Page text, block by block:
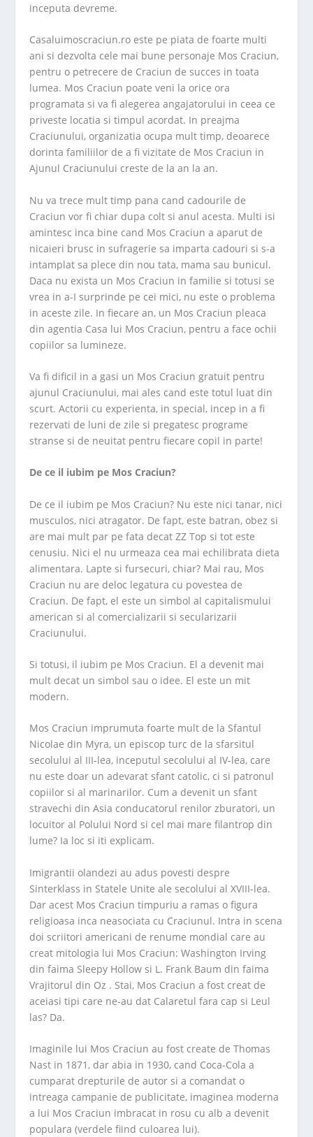
inceputa devreme.
Casaluimoscraciun.ro este pe piata de foarte multi
ani si dezvolta cele mai bune personaje Mos Craciun,
pentru o petrecere de Craciun de succes in toata
lumea. Mos Craciun poate veni la orice ora
programata si va fi alegerea angajatorului in ceea ce
priveste locatia si timpul acordat. In preajma
Craciunului, organizatia ocupa mult timp, deoarece
dorinta familiilor de a fi vizitate de Mos Craciun in
Ajunul Craciunului creste de la an la an.
Nu va trece mult timp pana cand cadourile de
Craciun vor fi chiar dupa colt si anul acesta. Multi isi
amintesc inca bine cand Mos Craciun a aparut de
nicaieri brusc in sufragerie sa imparta cadouri si s-a
intamplat sa plece din nou tata, mama sau bunicul.
Daca nu exista un Mos Craciun in familie si totusi se
vrea in a-I surprinde pe cei mici, nu este o problema
in aceste zile. In fiecare an, un Mos Craciun pleaca
din agentia Casa lui Mos Craciun, pentru a face ochii
copiilor sa lumineze.
Va fi dificil in a gasi un Mos Craciun gratuit pentru
ajunul Craciunului, mai ales cand este totul luat din
scurt. Actorii cu experienta, in special, incep in a fi
rezervati de luni de zile si pregatesc programe
stranse si de neuitat pentru fiecare copil in parte!
De ce il iubim pe Mos Craciun?
De ce il iubim pe Mos Craciun? Nu este nici tanar, nici
musculos, nici atragator. De fapt, este batran, obez si
are mai mult par pe fata decat ZZ Top si tot este
cenusiu. Nici el nu urmeaza cea mai echilibrata dieta
alimentara. Lapte si fursecuri, chiar? Mai rau, Mos
Craciun nu are deloc legatura cu povestea de
Craciun. De fapt, el este un simbol al capitalismului
american si al comercializarii si secularizarii
Craciunului.
Si totusi, il iubim pe Mos Craciun. El a devenit mai
mult decat un simbol sau o idee. El este un mit
modern.
Mos Craciun imprumuta foarte mult de la Sfantul
Nicolae din Myra, un episcop turc de la sfarsitul
secolului al III-lea, inceputul secolului al IV-lea, care
nu este doar un adevarat sfant catolic, ci si patronul
copiilor si al marinarilor. Cum a devenit un sfant
stravechi din Asia conducatorul renilor zburatori, un
locuitor al Polului Nord si cel mai mare filantrop din
lume? Ia loc si iti explicam.
Imigrantii olandezi au adus povesti despre
Sinterklass in Statele Unite ale secolului al XVIII-lea.
Dar acest Mos Craciun timpuriu a ramas o figura
religioasa inca neasociata cu Craciunul. Intra in scena
doi scriitori americani de renume mondial care au
creat mitologia lui Mos Craciun: Washington Irving
din faima Sleepy Hollow si L. Frank Baum din faima
Vrajitorul din Oz . Stai, Mos Craciun a fost creat de
aceiasi tipi care ne-au dat Calaretul fara cap si Leul
las? Da.
Imaginile lui Mos Craciun au fost create de Thomas
Nast in 1871, dar abia in 1930, cand Coca-Cola a
cumparat drepturile de autor si a comandat o
intreaga campanie de publicitate, imaginea moderna
a lui Mos Craciun imbracat in rosu cu alb a devenit
populara (verdele fiind culoarea lui).